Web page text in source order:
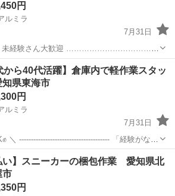
円
ルミラ
7月31日
度が充実していて
マニュアルが完備されているので 未経験でもすぐに活躍 ...
時給
から40代活躍】倉庫内で軽作業スタッ
県東海市
円
ルミラ
7月31日
い】スニーカーの梱包作業 愛知県北
市
円